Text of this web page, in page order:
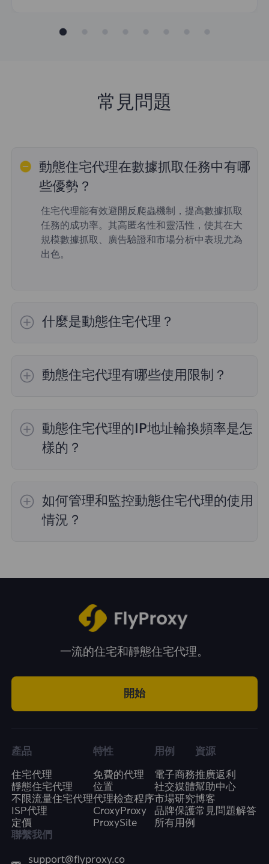
常見問題
動態住宅代理在數據抓取任務中有哪
些優勢？
住宅代理能有效避開反爬蟲機制，提高數據抓取
任務的成功率。其高匿名性和靈活性，使其在大
規模數據抓取、廣告驗證和市場分析中表現尤為
出色。
什麼是動態住宅代理？
的國家和城市。這些IP地址爲用戶提供安全和高
動態住宅代理有哪些使用限制？
和城市，實現靈活的網絡訪問。
動態住宅代理的IP地址輪換頻率是怎
樣的？
鐘、每15分鐘或每次請求後進行輪換，以適應不
同的使用需求。
如何管理和監控動態住宅代理的使用
情況？
一流的住宅和靜態住宅代理。
開始
產品
住宅代理
靜態住宅代理
不限流量住宅代理
ISP代理
定價
特性
免費的代理
位置
代理檢查程序
CroxyProxy
ProxySite
用例
電子商務
社交媒體
市場研究
品牌保護
所有用例
資源
推廣返利
幫助中心
博客
常見問題解答
聯繫我們
support@flyproxy.co